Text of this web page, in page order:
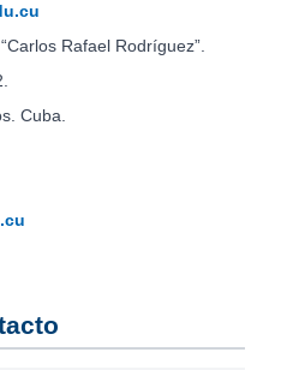
Rafael Rodríguez”.
Cuba.